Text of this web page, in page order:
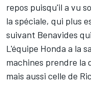
repos puisqu'il a vu
la spéciale, qui plus
suivant Benavides
L'équipe Honda a la
machines prendre la
mais aussi celle de